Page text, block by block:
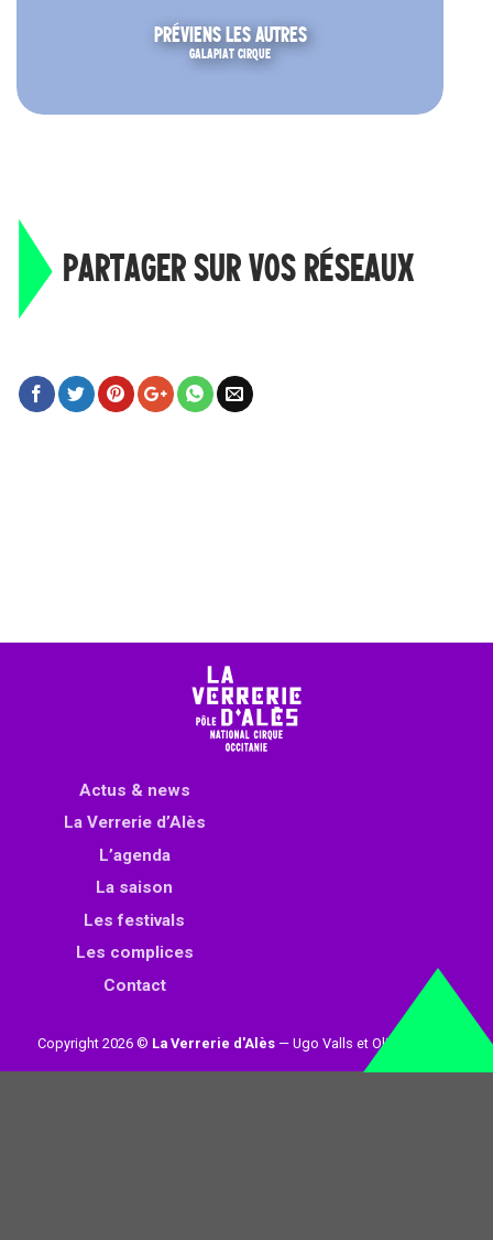
PRÉVIENS LES AUTRES
GALAPIAT CIRQUE
PARTAGER SUR VOS RÉSEAUX
Actus & news
La Verrerie d’Alès
L’agenda
La saison
Les festivals
Les complices
Contact
Copyright 2026 © La Verrerie d'Alès— Ugo Valls et Olivier Loynet